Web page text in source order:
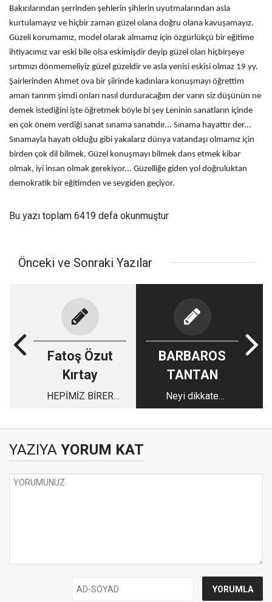
Bakıcılarından şerrinden şehlerin şihlerin uyutmalarından asla
kurtulamayız ve hiçbir zaman güzel olana doğru olana kavuşamayız.
Güzeli korumamız, model olarak almamız için özgürlükçü bir eğitime
ihtiyacımız var eski bile olsa eskimişdir deyip güzel olan hiçbirşeye
sırtımızı dönmemeliyiz güzel güzeldir ve asla yenisi eskisi olmaz 19 yy.
Şairlerinden Ahmet ova bir şiirinde kadınlara konuşmayı öğrettim
aman tanrım şimdi onları nasıl durduracağım der varın siz düşünün ne
demek istediğini işte öğretmek böyle bi şey Leninin sanatların içinde
en çok önem verdiği sanat sınama sanatıdır... Sınama hayattır der...
Sınamayla hayatı olduğu gibi yakalarız dünya vatandaşı olmamız için
birden çok dil bilmek. Güzel konuşmayı bilmek dans etmek kibar
olmak, iyi insan olmak gerekiyor... Güzelliğe giden yol doğruluktan
demokratik bir eğitimden ve sevgiden geçiyor.
Bu yazı toplam 6419 defa okunmuştur
Önceki ve Sonraki Yazılar
Fatoş Özut
Kırtay
HEPİMİZ BİRER
BARBAROS
TANTAN
Neyi dikkate
alacaksınız ?
YAZIYA YORUM KAT